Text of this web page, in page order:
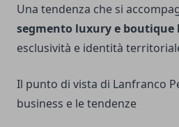
Una tendenza che si
segmento luxury e boutique
esclusività e identità
Il punto di vista di Lanfranco
business e le tendenze